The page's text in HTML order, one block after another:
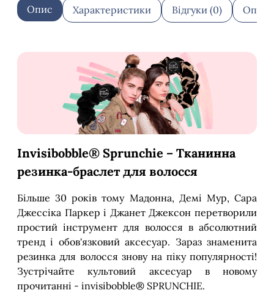
Опис Характеристики Відгуки (0)
Invisibobble® Sprunchie – Тканинна
резинка-браслет для волосся
Більше 30 років тому Мадонна, Демі Мур, Сара
Джессіка Паркер і Джанет Джексон перетворили
простий інструмент для волосся в абсолютний
тренд і обов'язковий аксесуар. Зараз знаменита
резинка для волосся знову на піку популярності!
Зустрічайте культовий аксесуар в новому
прочитанні - invisibobble® SPRUNCHIE.